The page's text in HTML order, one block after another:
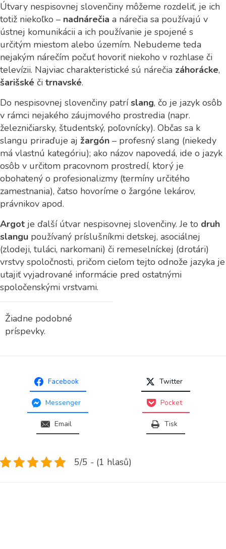
Útvary nespisovnej slovenčiny môžeme rozdeliť, je ich
totiž niekoľko – nadnárečia a nárečia sa používajú v
ústnej komunikácii a ich používanie je spojené s
určitým miestom alebo územím. Nebudeme teda
nejakým nárečím počuť hovoriť niekoho v rozhlase či
televízii. Najviac charakteristické sú nárečia záhorácke,
šarišské či trnavské.
Do nespisovnej slovenčiny patríslang, čo je jazyk osôb
v rámci nejakého záujmového prostredia (napr.
železničiarsky, študentský, poľovnícky). Občas sa k
slangu priraďuje aj žargón – profesný slang (niekedy
má vlastnú kategóriu); ako názov napovedá, ide o jazyk
osôb v určitom pracovnom prostredí, ktorý je
obohatený o profesionalizmy (termíny určitého
zamestnania), čatso hovoríme o žargóne lekárov,
právnikov apod.
Argot je ďalší útvar nespisovnej slovenčiny. Je to druh
slangu používaný príslušníkmi detskej, asociálnej
(zlodeji, tuláci, narkomani) či remeselníckej (drotári)
vrstvy spoločnosti, pričom cieľom tejto odnože jazyka je
utajiť vyjadrované informácie pred ostatnými
spoločenskými vrstvami.
Žiadne podobné
príspevky.
Facebook Twitter
Messenger Pocket
Email Tisk
5/5 - (1 hlasů)